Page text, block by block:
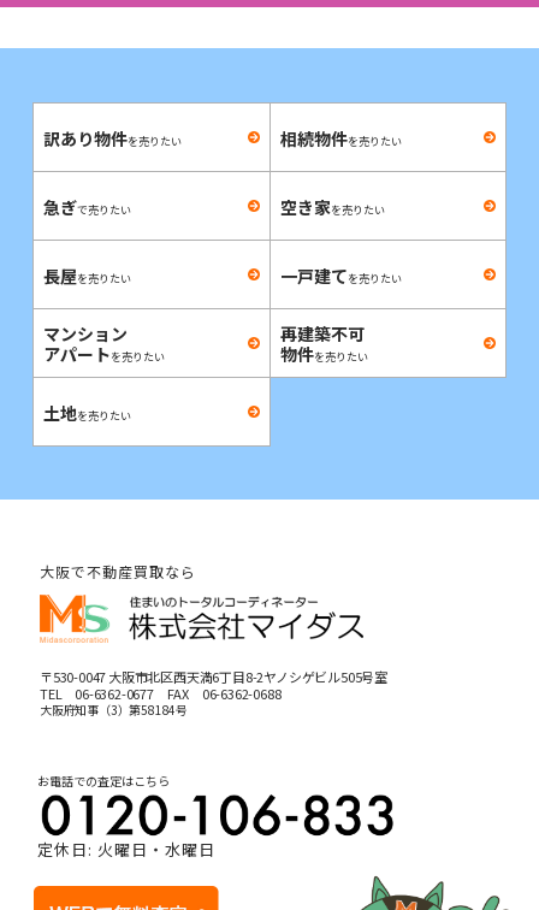
訳あり物件を売りたい 相続物件を売りたい
急ぎで売りたい 空き家を売りたい
長屋を売りたい 一戸建てを売りたい
マンション
アパートを売りたい
再建築不可
物件を売りたい
土地を売りたい
大阪で不動産買取なら
〒530-0047 大阪市北区西天満6丁目8-2ヤノシゲビル505号室
TEL 06-6362-0677FAX 06-6362-0688
大阪府知事（3）第58184号
お電話での査定はこちら
定休日: 火曜日・水曜日